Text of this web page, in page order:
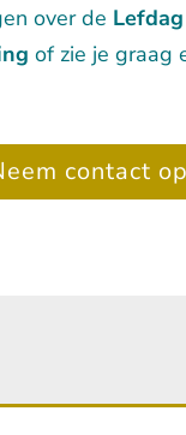
over de Lefdag
of zie je graag
contact op